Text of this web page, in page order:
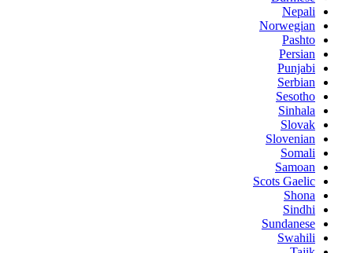
Nepali
Norwegian
Pashto
Persian
Punjabi
Serbian
Sesotho
Sinhala
Slovak
Slovenian
Somali
Samoan
Scots Gaelic
Shona
Sindhi
Sundanese
Swahili